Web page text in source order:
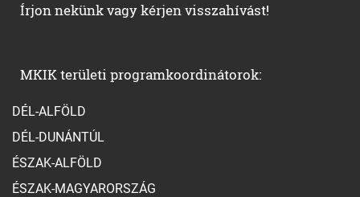
Írjon nekünk vagy kérjen visszahívást!
MKIK területi programkoordinátorok:
DÉL-ALFÖLD
DÉL-DUNÁNTÚL
ÉSZAK-ALFÖLD
ÉSZAK-MAGYARORSZÁG